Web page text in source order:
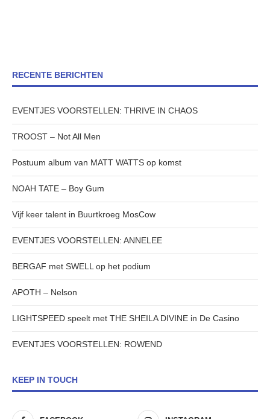
RECENTE BERICHTEN
EVENTJES VOORSTELLEN: THRIVE IN CHAOS
TROOST – Not All Men
Postuum album van MATT WATTS op komst
NOAH TATE – Boy Gum
Vijf keer talent in Buurtkroeg MosCow
EVENTJES VOORSTELLEN: ANNELEE
BERGAF met SWELL op het podium
APOTH – Nelson
LIGHTSPEED speelt met THE SHEILA DIVINE in De Casino
EVENTJES VOORSTELLEN: ROWEND
KEEP IN TOUCH